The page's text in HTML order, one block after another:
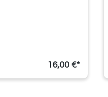
16,00 €*